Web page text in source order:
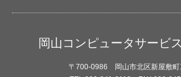
岡山コンピュータサービ
〒700-0986 岡山市北区新屋敷町